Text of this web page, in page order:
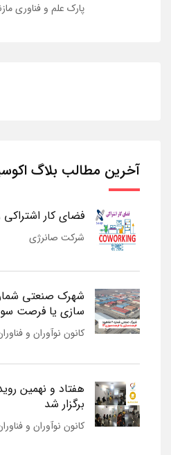
پارک علم و فناوری
آخرین مطالب بلاگ
فضای کار اشتراکی
شرکت صانرژی
سازی یا فرصت
کانون نوآوران و
هفتاد و نهمین
برگزار شد
کانون نوآوران و